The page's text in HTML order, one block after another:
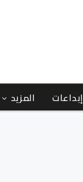
إبداعات المزيد